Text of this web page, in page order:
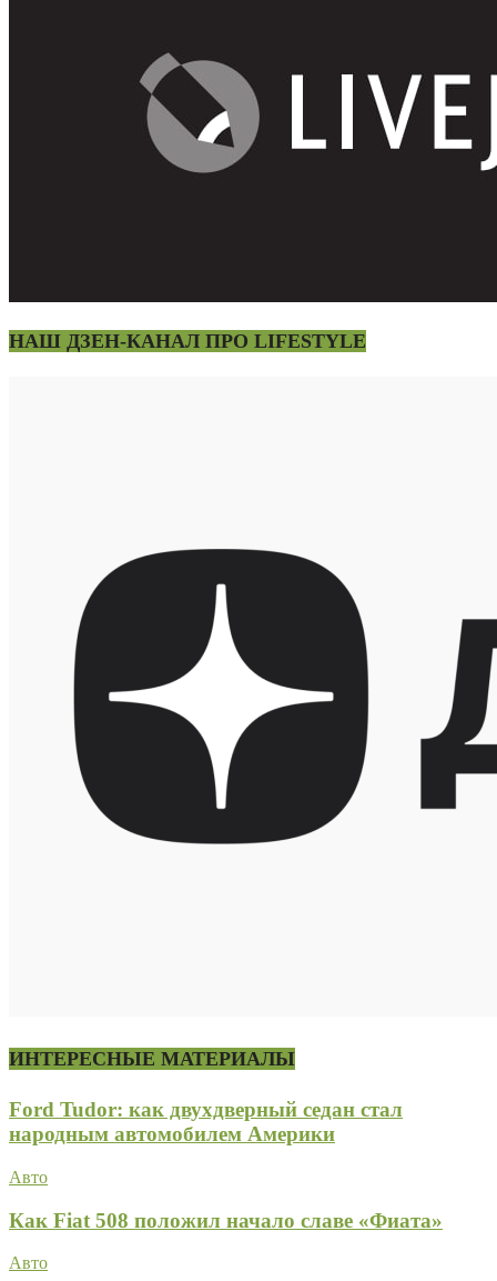
НАШ ДЗЕН-КАНАЛ ПРО LIFESTYLE
ИНТЕРЕСНЫЕ МАТЕРИАЛЫ
Ford Tudor: как двухдверный седан стал
народным автомобилем Америки
Авто
Как Fiat 508 положил начало славе «Фиата»
Авто